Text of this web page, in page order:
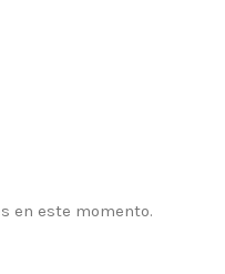
en este momento.